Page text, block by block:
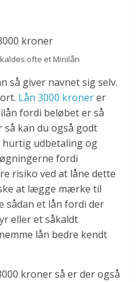
ofte et Minilån
så giver navnet sig selv.
Lån 3000 kronerer
fordi beløbet er så
så kan du også godt
udbetaling og
fordi
risiko ved at låne dette
at lægge mærke til
sådan et lån fordi der
eller et såkaldt
lån bedre kendt
kroner så er der også